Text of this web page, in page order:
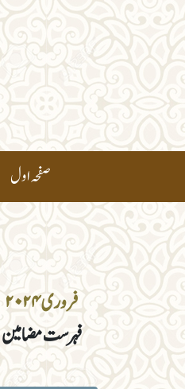
صفحہ اول
فروری ۲۰۲۴
فہرست مضامین